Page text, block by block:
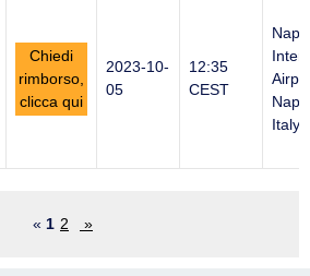
Chiedi
rimborso,
clicca qui
2023-10-
05
12:35
CEST
Italy
« 1 2 »